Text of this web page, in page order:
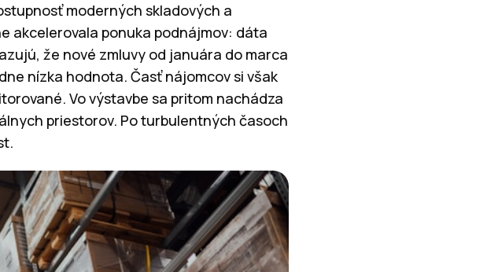
moderných skladových a
akcelerovala ponuka podnájmov: dáta
že nové zmluvy od januára do marca
nízka hodnota. Časť nájomcov si však
Vo výstavbe sa pritom nachádza
priestorov. Po turbulentných časoch